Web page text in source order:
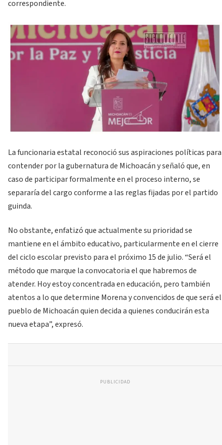
correspondiente.
La funcionaria estatal reconoció sus aspiraciones políticas para
contender por la gubernatura de Michoacán y señaló que, en
caso de participar formalmente en el proceso interno, se
separaría del cargo conforme a las reglas fijadas por el partido
guinda.
No obstante, enfatizó que actualmente su prioridad se
mantiene en el ámbito educativo, particularmente en el cierre
del ciclo escolar previsto para el próximo 15 de julio. “Será el
método que marque la convocatoria el que habremos de
atender. Hoy estoy concentrada en educación, pero también
atentos a lo que determine Morena y convencidos de que será el
pueblo de Michoacán quien decida a quienes conducirán esta
nueva etapa”, expresó.
PUBLICIDAD